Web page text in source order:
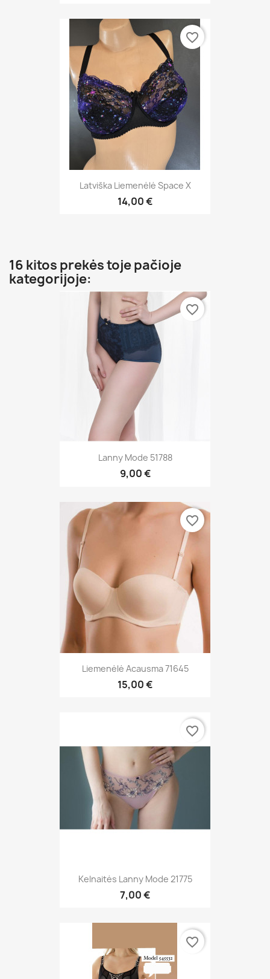
Latviška Liemenėlė Space X
14,00 €
favorite_border
16 kitos prekės toje pačioje
kategorijoje:
Lanny Mode 51788
9,00 €
favorite_border
Liemenėlė Acausma 71645
15,00 €
favorite_border
Kelnaitės Lanny Mode 21775
7,00 €
favorite_border
favorite_border